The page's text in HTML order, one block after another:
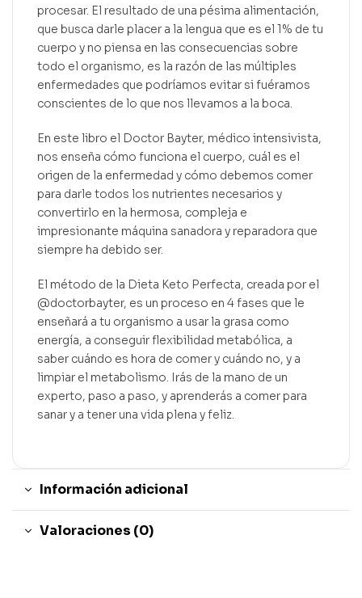
procesar. El resultado de una pésima alimentación,
que busca darle placer a la lengua que es el 1% de tu
cuerpo y no piensa en las consecuencias sobre
todo el organismo, es la razón de las múltiples
enfermedades que podríamos evitar si fuéramos
conscientes de lo que nos llevamos a la boca.
En este libro el Doctor Bayter, médico intensivista,
nos enseña cómo funciona el cuerpo, cuál es el
origen de la enfermedad y cómo debemos comer
para darle todos los nutrientes necesarios y
convertirlo en la hermosa, compleja e
impresionante máquina sanadora y reparadora que
siempre ha debido ser.
El método de la Dieta Keto Perfecta, creada por el
@doctorbayter, es un proceso en 4 fases que le
enseñará a tu organismo a usar la grasa como
energía, a conseguir flexibilidad metabólica, a
saber cuándo es hora de comer y cuándo no, y a
limpiar el metabolismo. Irás de la mano de un
experto, paso a paso, y aprenderás a comer para
sanar y a tener una vida plena y feliz.
Información adicional
Valoraciones (0)